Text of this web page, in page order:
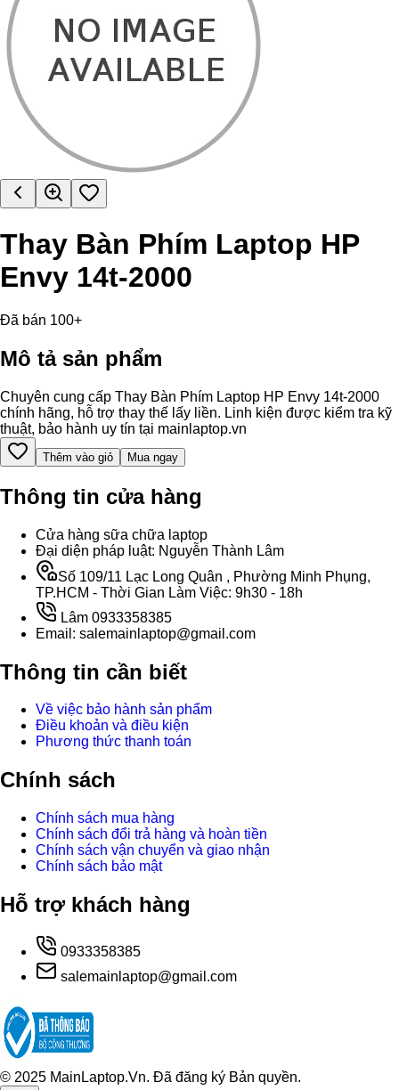
Thay Bàn Phím Laptop HP
Envy 14t-2000
Đã bán 100+
Mô tả sản phẩm
Chuyên cung cấp Thay Bàn Phím Laptop HP Envy 14t-2000
chính hãng, hỗ trợ thay thế lấy liền. Linh kiện được kiểm tra kỹ
thuật, bảo hành uy tín tại mainlaptop.vn
Thêm vào giỏ Mua ngay
Thông tin cửa hàng
Cửa hàng sữa chữa laptop
Đại diện pháp luật: Nguyễn Thành Lâm
Số 109/11 Lạc Long Quân , Phường Minh Phụng,
TP.HCM - Thời Gian Làm Việc: 9h30 - 18h
Lâm 0933358385
Email: salemainlaptop@gmail.com
Thông tin cần biết
Về việc bảo hành sản phẩm
Điều khoản và điều kiện
Phương thức thanh toán
Chính sách
Chính sách mua hàng
Chính sách đổi trả hàng và hoàn tiền
Chính sách vận chuyển và giao nhận
Chính sách bảo mật
Hỗ trợ khách hàng
0933358385
salemainlaptop@gmail.com
© 2025 MainLaptop.Vn. Đã đăng ký Bản quyền.